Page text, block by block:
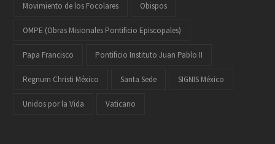
Movimiento de los Focolares Obispos
OMPE (Obras Misionales Pontificio Episcopales)
Papa Francisco Pontificio Instituto Juan Pablo II
Regnum Christi México Santa Sede SIGNIS México
Unidos por la Vida Vaticano